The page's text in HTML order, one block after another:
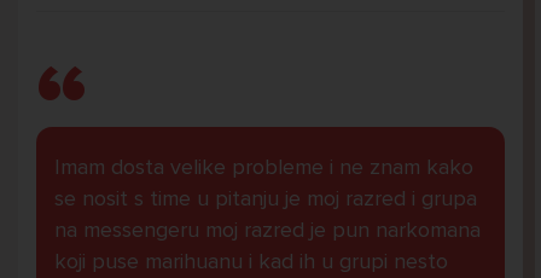
Imam dosta velike probleme i ne znam kako
se nosit s time u pitanju je moj razred i grupa
na messengeru moj razred je pun narkomana
koji puse marihuanu i kad ih u grupi nesto